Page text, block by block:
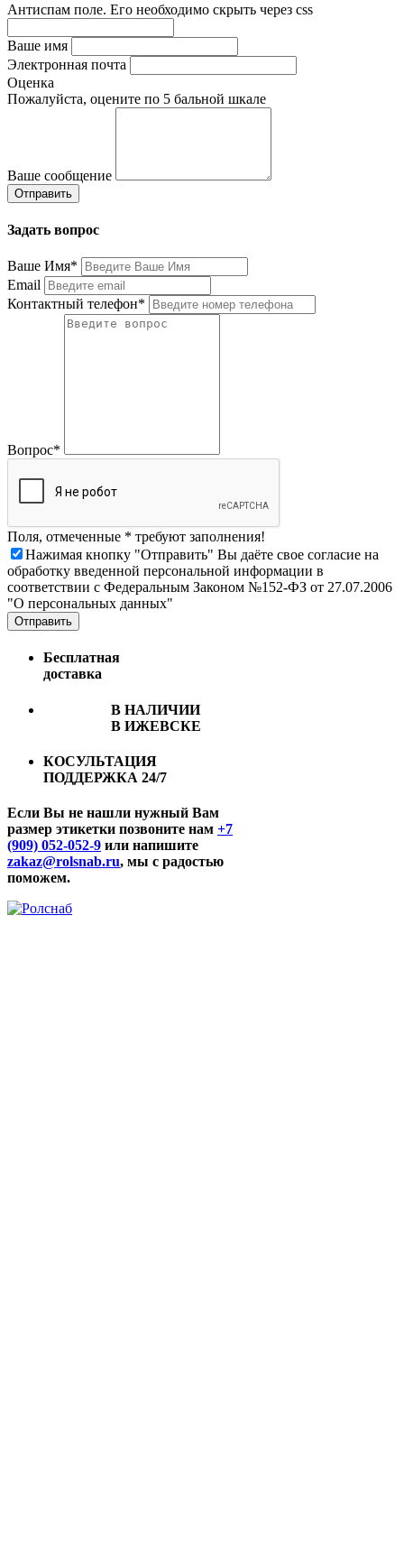
Антиспам поле. Его необходимо скрыть через css
Ваше имя
Электронная почта
Оценка
Пожалуйста, оцените по 5 бальной шкале
Ваше сообщение
Задать вопрос
Ваше Имя*
Email
Контактный телефон*
Вопрос*
Поля, отмеченные * требуют заполнения!
Нажимая кнопку "Отправить" Вы даёте свое согласие на
обработку введенной персональной информации в
соответствии с Федеральным Законом №152-ФЗ от 27.07.2006
"О персональных данных"
Отправить
Бесплатная
доставка
В НАЛИЧИИ
В ИЖЕВСКЕ
КОСУЛЬТАЦИЯ
ПОДДЕРЖКА 24/7
Если Вы не нашли нужный Вам
размер этикетки позвоните нам +7
(909) 052-052-9 или напишите
zakaz@rolsnab.ru, мы с радостью
поможем.